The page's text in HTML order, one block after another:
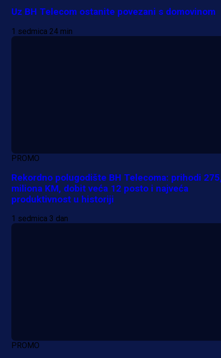
Uz BH Telecom ostanite povezani s domovinom
1 sedmica 24 min
PROMO
Rekordno polugodište BH Telecoma: prihodi
miliona KM, dobit veća 12 posto i najveća
produktivnost u historiji
1 sedmica 3 dan
PROMO